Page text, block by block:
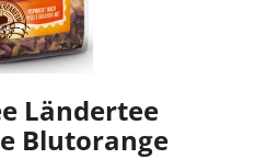
Ländertee
Blutorange